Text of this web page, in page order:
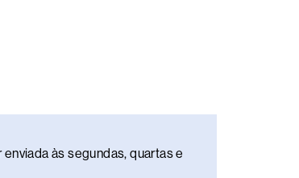
às segundas, quartas e